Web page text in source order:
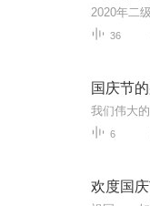
36
国庆节
6
欢度国